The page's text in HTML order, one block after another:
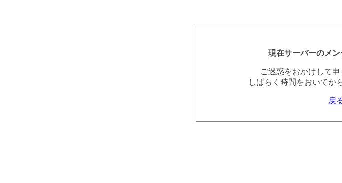
現在サーバーのメン
ご迷惑をおかけして申
しばらく時間をおいてか
戻